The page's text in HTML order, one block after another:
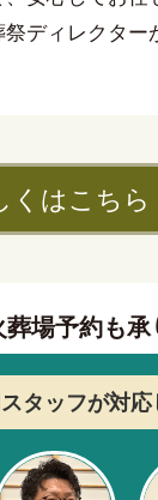
ディレクター
くはこちら
場予約も承
タッフが対